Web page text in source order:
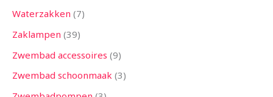
Waterzakken 7
Zaklampen 39
Zwembad accessoires 9
Zwembad schoonmaak 3